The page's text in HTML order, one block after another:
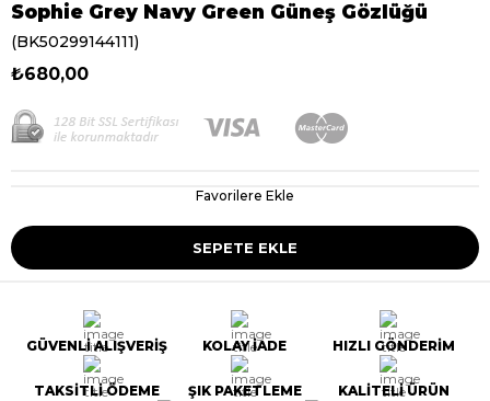
Sophie Grey Navy Green Güneş Gözlüğü
(BK50299144111)
₺680,00
Favorilere Ekle
GÜVENLİ ALIŞVERİŞ KOLAY İADE HIZLI GÖNDERİM
TAKSİTLİ ÖDEME ŞIK PAKETLEME KALİTELİ ÜRÜN